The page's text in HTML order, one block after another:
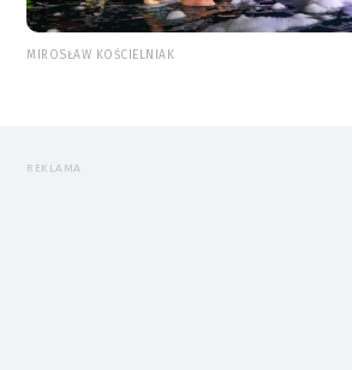
MIROSŁAW KOŚCIELNIAK
REKLAMA